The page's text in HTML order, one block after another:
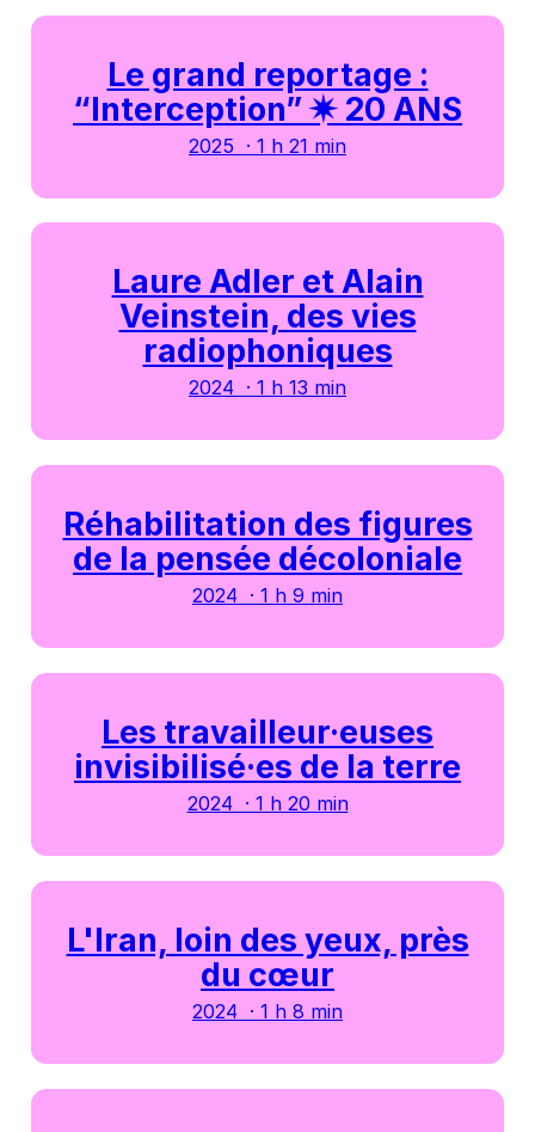
Le grand reportage :
“Interception” ✷ 20 ANS
2025 · 1 h 21 min
Laure Adler et Alain
Veinstein, des vies
radiophoniques
2024 · 1 h 13 min
Réhabilitation des figures
de la pensée décoloniale
2024 · 1 h 9 min
Les travailleur·euses
invisibilisé·es de la terre
2024 · 1 h 20 min
L'Iran, loin des yeux, près
du cœur
2024 · 1 h 8 min